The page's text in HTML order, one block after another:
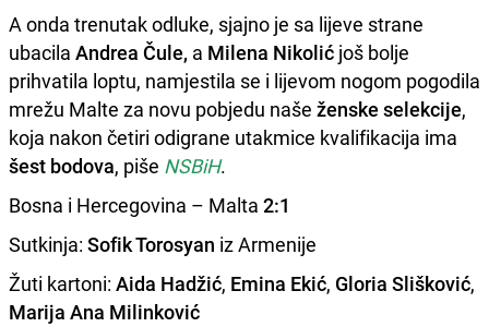
A onda trenutak odluke, sjajno je sa lijeve strane
ubacila Andrea Čule, a Milena Nikolić još bolje
prihvatila loptu, namjestila se i lijevom nogom pogodila
mrežu Malte za novu pobjedu naše ženske selekcije,
koja nakon četiri odigrane utakmice kvalifikacija ima
šest bodova, piše NSBiH.
Bosna i Hercegovina – Malta 2:1
Sutkinja: Sofik Torosyan iz Armenije
Žuti kartoni: Aida Hadžić, Emina Ekić, Gloria Slišković,
Marija Ana Milinković